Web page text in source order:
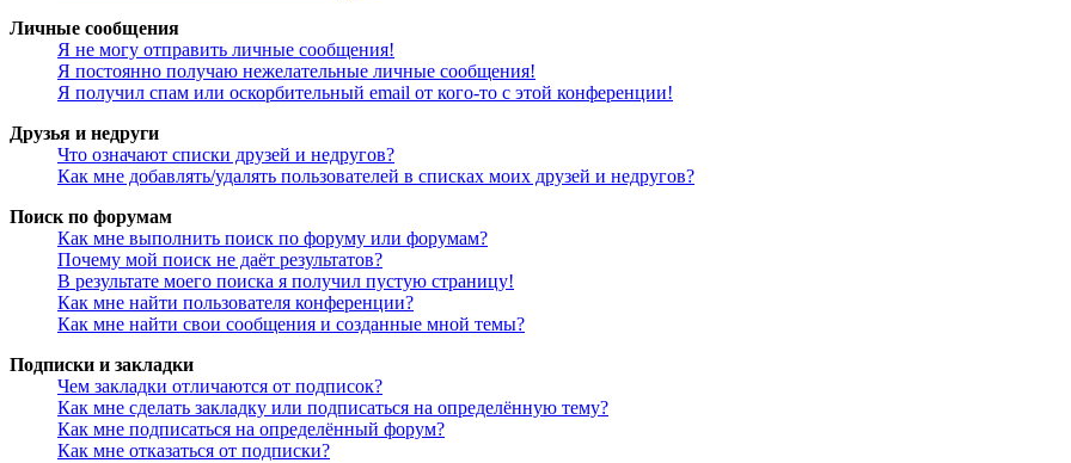
Личные сообщения
Я не могу отправить личные сообщения!
Я постоянно получаю нежелательные личные сообщения!
Я получил спам или оскорбительный email от кого-то с этой конференции!
Друзья и недруги
Что означают списки друзей и недругов?
Как мне добавлять/удалять пользователей в списках моих друзей и недругов?
Поиск по форумам
Как мне выполнить поиск по форуму или форумам?
Почему мой поиск не даёт результатов?
В результате моего поиска я получил пустую страницу!
Как мне найти пользователя конференции?
Как мне найти свои сообщения и созданные мной темы?
Подписки и закладки
Чем закладки отличаются от подписок?
Как мне сделать закладку или подписаться на определённую тему?
Как мне подписаться на определённый форум?
Как мне отказаться от подписки?